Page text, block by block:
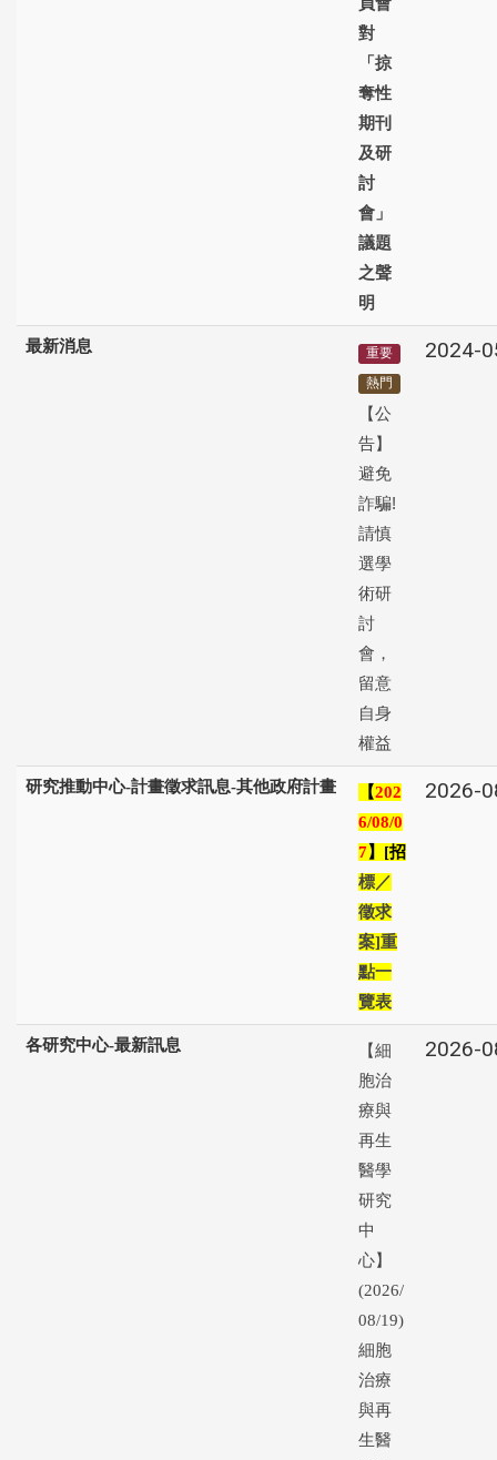
對
「掠
奪性
期刊
及研
討
會」
議題
之聲
明
最新消息
重要
熱門
【公
告】
避免
詐騙!
請慎
選學
術研
討
會，
留意
自身
權益
2024-
研究推動中心-計畫徵求訊息-其他政府計畫 【202
6/08/0
7】 [招
標／
徵求
案]重
點一
覽表
2026-
各研究中心-最新訊息
【細
胞治
療與
再生
醫學
研究
中
心】
(2026/
08/19)
細胞
治療
與再
生醫
2026-